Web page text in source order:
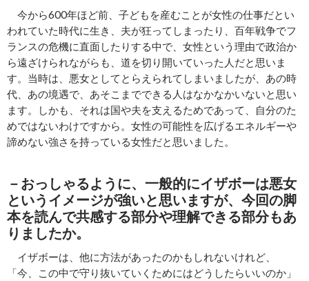
今から600年ほど前、子どもを産むことが女性の仕事だとい
われていた時代に生き、夫が狂ってしまったり、百年戦争でフ
ランスの危機に直面したりする中で、女性という理由で政治か
ら遠ざけられながらも、道を切り開いていった人だと思いま
す。当時は、悪女としてとらえられてしまいましたが、あの時
代、あの境遇で、あそこまでできる人はなかなかいないと思い
ます。しかも、それは国や夫を支えるためであって、自分のた
めではないわけですから。女性の可能性を広げるエネルギーや
諦めない強さを持っている女性だと思いました。
－おっしゃるように、一般的にイザボーは悪女
というイメージが強いと思いますが、今回の脚
本を読んで共感する部分や理解できる部分もあ
りましたか。
イザボーは、他に方法があったのかもしれないけれど、
「今、この中で守り抜いていくためにはどうしたらいいのか」